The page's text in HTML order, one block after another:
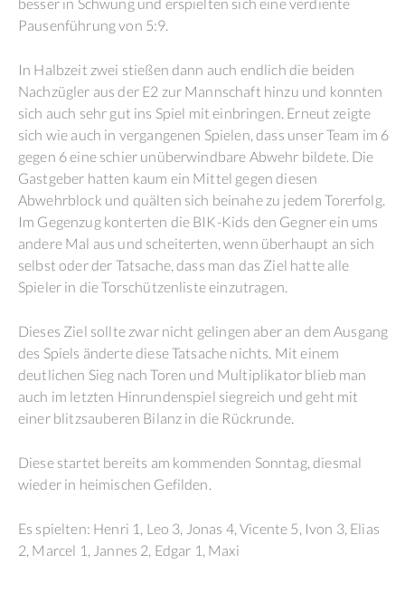
Pausenführung von 5:9.
In Halbzeit zwei stießen dann auch endlich die beiden
Nachzügler aus der E2 zur Mannschaft hinzu und konnten
sich auch sehr gut ins Spiel mit einbringen. Erneut zeigte
sich wie auch in vergangenen Spielen, dass unser Team im 6
gegen 6 eine schier unüberwindbare Abwehr bildete. Die
Gastgeber hatten kaum ein Mittel gegen diesen
Abwehrblock und quälten sich beinahe zu jedem Torerfolg.
Im Gegenzug konterten die BIK-Kids den Gegner ein ums
andere Mal aus und scheiterten, wenn überhaupt an sich
selbst oder der Tatsache, dass man das Ziel hatte alle
Spieler in die Torschützenliste einzutragen.
Dieses Ziel sollte zwar nicht gelingen aber an dem Ausgang
des Spiels änderte diese Tatsache nichts. Mit einem
deutlichen Sieg nach Toren und Multiplikator blieb man
auch im letzten Hinrundenspiel siegreich und geht mit
einer blitzsauberen Bilanz in die Rückrunde.
Diese startet bereits am kommenden Sonntag, diesmal
wieder in heimischen Gefilden.
Es spielten: Henri 1, Leo 3, Jonas 4, Vicente 5, Ivon 3, Elias
2, Marcel 1, Jannes 2, Edgar 1, Maxi